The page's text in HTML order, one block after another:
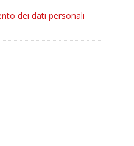
dei dati personali